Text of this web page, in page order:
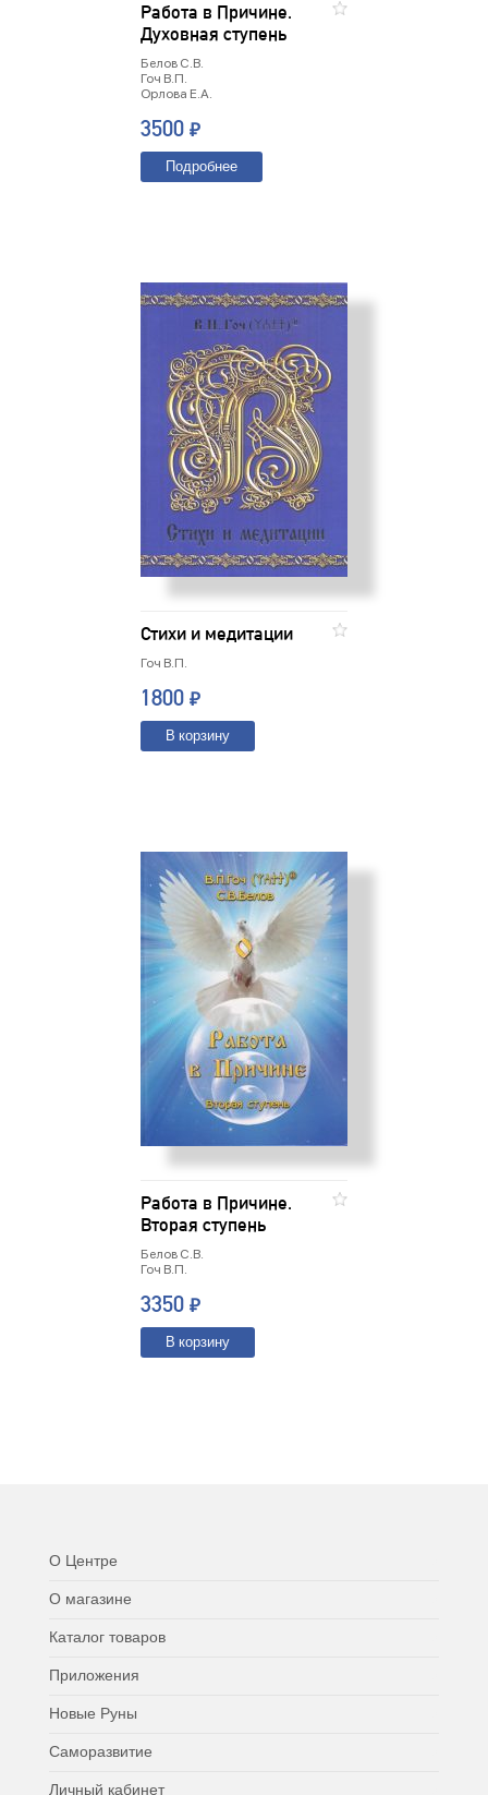
Работа в Причине.
Духовная ступень
Белов С.В.
Гоч В.П.
Орлова Е.А.
3500 ₽
Подробнее
Стихи и медитации
Гоч В.П.
1800 ₽
В корзину
Работа в Причине.
Вторая ступень
Белов С.В.
Гоч В.П.
3350 ₽
В корзину
О Центре
О магазине
Каталог товаров
Приложения
Новые Руны
Саморазвитие
Личный кабинет